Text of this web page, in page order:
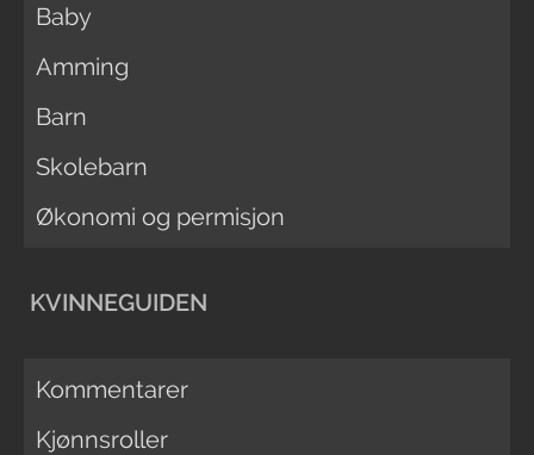
Baby
Amming
Barn
Skolebarn
Økonomi og permisjon
KVINNEGUIDEN
Kommentarer
Kjønnsroller